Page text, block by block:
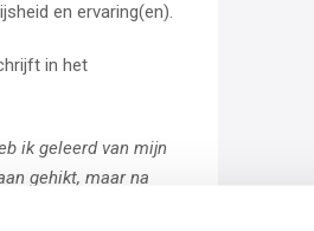
en ervaring(en).
in het
ik geleerd van mijn
gehikt, maar na
ik blij verrast